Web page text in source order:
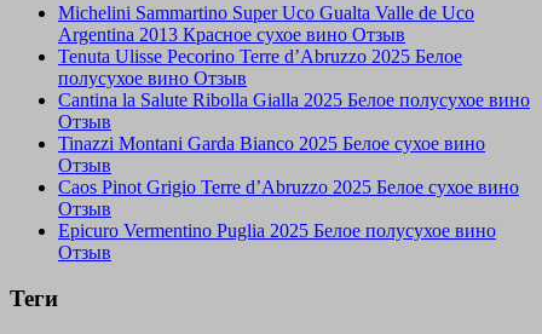
Michelini Sammartino Super Uco Gualta Valle de Uco
Argentina 2013 Красное сухое вино Отзыв
Tenuta Ulisse Pecorino Terre d’Abruzzo 2025 Белое
полусухое вино Отзыв
Cantina la Salute Ribolla Gialla 2025 Белое полусухое вино
Отзыв
Tinazzi Montani Garda Bianco 2025 Белое сухое вино
Отзыв
Caos Pinot Grigio Terre d’Abruzzo 2025 Белое сухое вино
Отзыв
Epicuro Vermentino Puglia 2025 Белое полусухое вино
Отзыв
Теги